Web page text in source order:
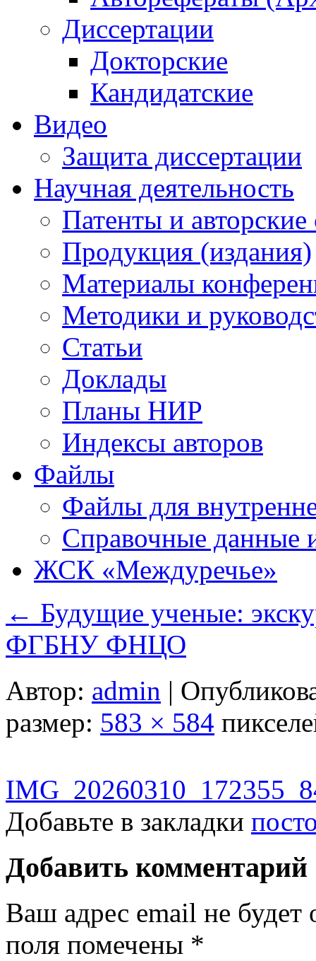
Диссертации
Докторские
Кандидатские
Видео
Защита диссертации
Научная деятельность
Патенты и авторские
Продукция (издания)
Материалы
Методики и
Статьи
Доклады
Планы НИР
Индексы авторов
Файлы
Файлы для
Справочные данные
ЖСК «Междуречье»
← Будущие ученые:
ФГБНУ ФНЦО
Автор: admin |
размер: 583 × 584
Добавьте в закладки
Добавить комментарий
Ваш адрес email не будет
поля помечены *